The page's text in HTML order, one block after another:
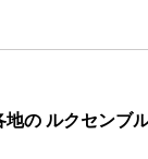
地の ルクセンブ